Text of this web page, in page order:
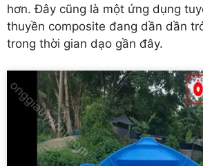
hơn. Đây cũng là một ứng dụng
thuyền composite đang dần dần
trong thời gian dạo gần đây.